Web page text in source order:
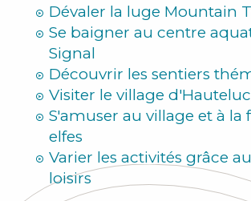
Dévaler la luge Mountain
Se baigner au centre
Signal
Découvrir les sentiers
Visiter le village
S'amuser au village et à la
elfes
Varier les activités grâce
loisirs